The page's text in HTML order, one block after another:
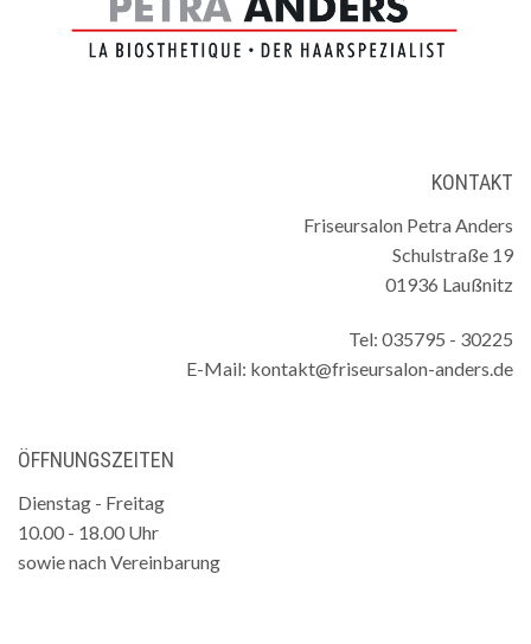
KONTAKT
Friseursalon Petra Anders
Schulstraße 19
01936 Laußnitz
Tel: 035795 - 30225
E-Mail: kontakt@friseursalon-anders.de
ÖFFNUNGSZEITEN
Dienstag - Freitag
10.00 - 18.00 Uhr
sowie nach Vereinbarung